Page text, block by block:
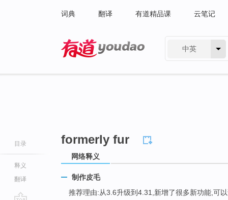
词典 翻译 有道精品课 云笔记
中英
目录
释义
翻译
formerly fur
网络释义
制作皮毛
推荐理由:从3.6升级到4.31,新增了很多新功能,可